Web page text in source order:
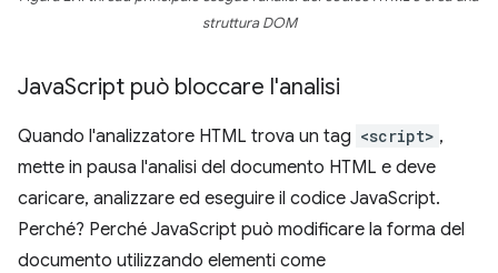
struttura DOM
JavaScript può bloccare l'analisi
Quando l'analizzatore HTML trova un tag <script> ,
mette in pausa l'analisi del documento HTML e deve
caricare, analizzare ed eseguire il codice JavaScript.
Perché? Perché JavaScript può modificare la forma del
documento utilizzando elementi come